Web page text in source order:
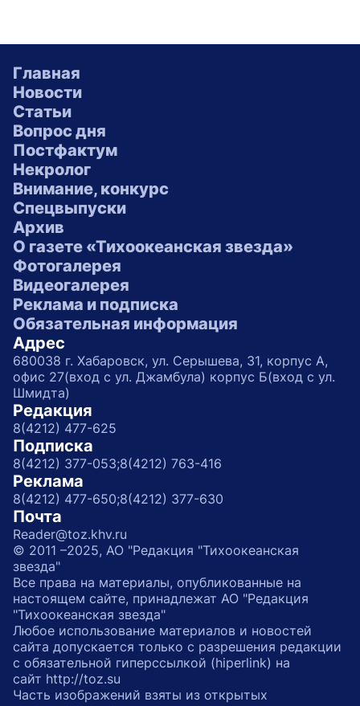
Главная
Новости
Статьи
Вопрос дня
Постфактум
Некролог
Внимание, конкурс
Спецвыпуски
Архив
О газете «Тихоокеанская звезда»
Фотогалерея
Видеогалерея
Реклама и подписка
Обязательная информация
Адрес
680038 г. Хабаровск, ул. Серышева, 31, корпус А,
офис 27(вход с ул. Джамбула) корпус Б(вход с ул.
Шмидта)
Редакция
8(4212) 477-625
Подписка
8(4212) 377-053;8(4212) 763-416
Реклама
8(4212) 477-650;8(4212) 377-630
Почта
Reader@toz.khv.ru
© 2011 –2025, АО "Редакция "Тихоокеанская
звезда"
Все права на материалы, опубликованные на
настоящем сайте, принадлежат АО "Редакция
"Тихоокеанская звезда"
Любое использование материалов и новостей
сайта допускается только с разрешения редакции
с обязательной гиперссылкой (hiperlink) на
сайт http://toz.su
Часть изображений взяты из открытых